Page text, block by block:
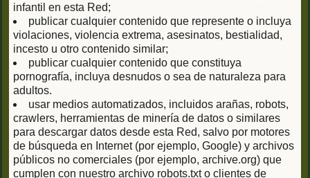
infantil en esta Red;
publicar cualquier contenido que represente o incluya
violaciones, violencia extrema, asesinatos, bestialidad,
incesto u otro contenido similar;
publicar cualquier contenido que constituya
pornografía, incluya desnudos o sea de naturaleza para
adultos.
usar medios automatizados, incluidos arañas, robots,
crawlers, herramientas de minería de datos o similares
para descargar datos desde esta Red, salvo por motores
de búsqueda en Internet (por ejemplo, Google) y archivos
públicos no comerciales (por ejemplo, archive.org) que
cumplen con nuestro archivo robots.txt o clientes de